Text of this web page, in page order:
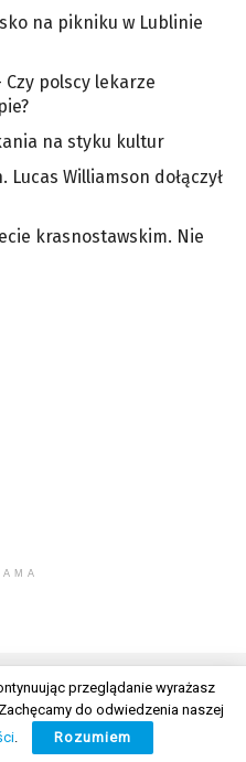
na pikniku w Lublinie
Czy polscy lekarze
na styku kultur
Lucas Williamson dołączył
krasnostawskim. Nie
Radio Lublin S.A. w likwidacji
przeglądanie wyrażasz
do odwiedzenia naszej
. Rozumiem